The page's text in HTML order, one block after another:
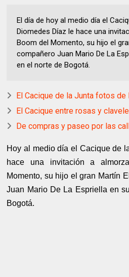
El día de hoy al medio día el
Diomedes Díaz le hace una
Boom del Momento, su hijo el
compañero Juan Mario De La
en el norte de Bogotá.
El Cacique de la Junta fotos de
El Cacique entre rosas y
De compras y paseo por las
Hoy al medio día el Cacique de
hace una invitación a
Momento, su hijo el gran Martín
Juan Mario De La Espriella en
Bogotá.